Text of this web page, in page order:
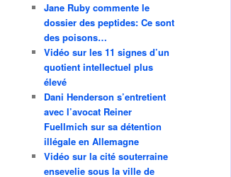
Jane Ruby commente le
dossier des peptides: Ce sont
des poisons…
Vidéo sur les 11 signes d’un
quotient intellectuel plus
élevé
Dani Henderson s’entretient
avec l’avocat Reiner
Fuellmich sur sa détention
illégale en Allemagne
Vidéo sur la cité souterraine
ensevelie sous la ville de